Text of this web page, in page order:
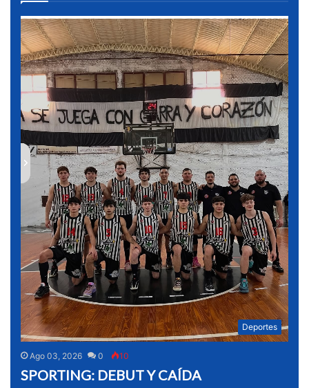
Deportes
Ago 03, 2026 0 10
SPORTING: DEBUT Y CAÍDA